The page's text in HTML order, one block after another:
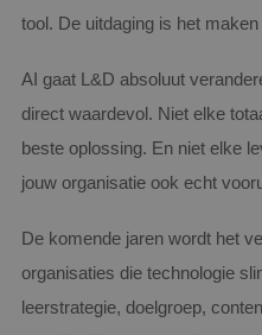
tool. De uitdaging is het
AI gaat L&D absoluut
direct waardevol. Niet elke
beste oplossing. En niet elke
jouw organisatie ook echt
De komende jaren wordt het
organisaties die technologie
leerstrategie, doelgroep,